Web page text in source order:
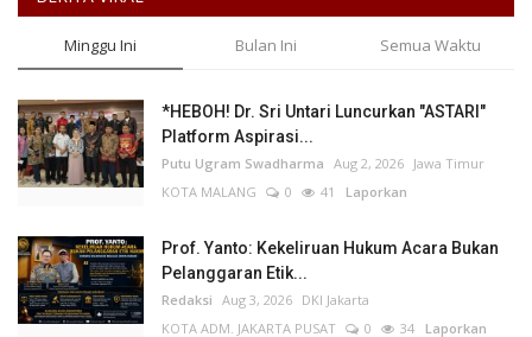
Minggu Ini Bulan Ini Semua Waktu
*HEBOH! Dr. Sri Untari Luncurkan "ASTARI"
Platform Aspirasi...
Putu Ugram Swadharma Aug 2, 2026 Jawa Timur
KOTA MALANG
0 41 Laporkan
Prof. Yanto: Kekeliruan Hukum Acara Bukan
Pelanggaran Etik...
Redaksi Aug 3, 2026 DKI Jakarta
KOTA ADM. JAKARTA PUSAT
0 34 Laporkan